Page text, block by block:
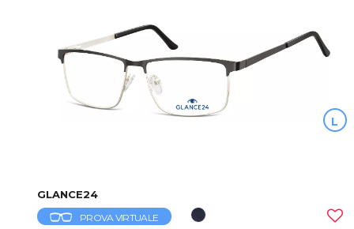
L
GLANCE24
PROVA VIRTUALE